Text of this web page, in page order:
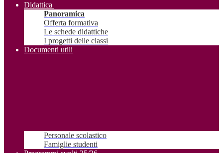
Didattica
Panoramica
Offerta formativa
Le schede didattiche
I progetti delle classi
Documenti utili
Personale scolastico
Famiglie studenti